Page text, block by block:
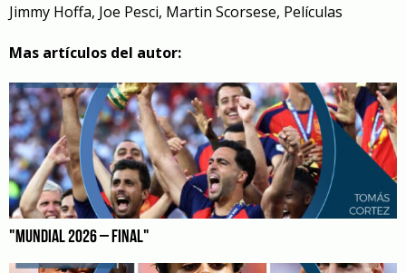
Jimmy Hoffa, Joe Pesci, Martin Scorsese, Películas
Mas artículos del autor:
"MUNDIAL 2026 – FINAL"